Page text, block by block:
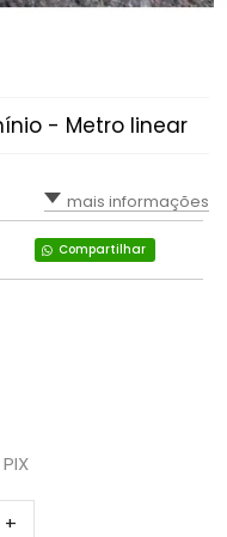
- Metro linear
mais informações
Compartilhar
+